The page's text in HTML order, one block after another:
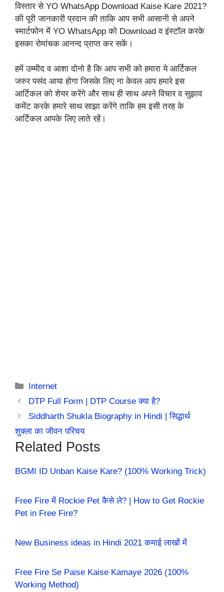
विस्तार से YO WhatsApp Download Kaise Kare 2021?
की पूरी जानकारी प्रदान की ताकि आप सभी आसानी से अपने
स्मार्टफोन में YO WhatsApp को Download व इंस्टॉल करके
इसका रोमांचक आनन्द प्राप्त कर सकें।
हमें उम्मीद व आशा दोनो है कि आप सभी को हमारा ये आर्टिकल
जरुर पसंद आया होगा जिसके लिए ना केवल आप हमारे इस
आर्टिकल को शेयर करेंगे और साथ ही साथ अपने विचार व सुझाव
कमेंट करके हमारे साथ साझा करेंगे ताकि हम इसी तरह के
आर्टिकल आपके लिए लाते रहें।
Categories
Internet
DTP Full Form | DTP Course क्या है?
Siddharth Shukla Biography in Hindi | सिद्धार्थ
शुक्ला का जीवन परिचय
Related Posts
BGMI ID Unban Kaise Kare? (100% Working Trick)
Free Fire में Rockie Pet कैसे ले? | How to Get Rockie
Pet in Free Fire?
New Business ideas in Hindi 2021 कमाई लाखों में
Free Fire Se Paise Kaise Kamaye 2026 (100%
Working Method)